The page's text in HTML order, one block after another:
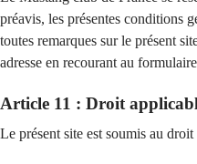
préavis, les présentes conditions
toutes remarques sur le présent
adresse en recourant au
Article 11 : Droit
Le présent site est soumis au droit